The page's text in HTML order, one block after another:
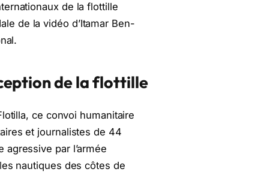
de la flottille
de la vidéo d’Itamar Ben-
de la flottille
ce convoi humanitaire
et journalistes de 44
par l’armée
nautiques des côtes de